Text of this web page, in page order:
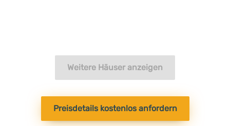
Weitere Häuser anzeigen
Preisdetails kostenlos anfordern